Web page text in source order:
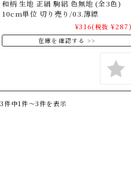
和柄 生地 正絹 駒絽 色無地 (全3色)
10cm単位 切り売り/03.薄縹
¥316(税抜 ¥287)
在庫を確認する
3件中1件～3件を表示